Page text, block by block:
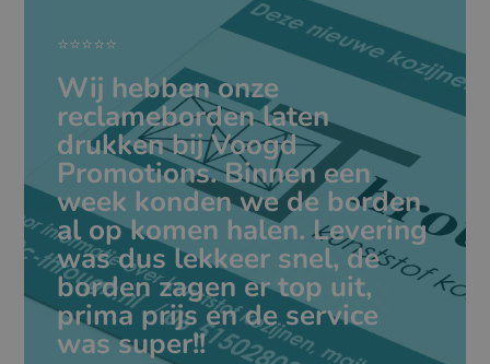
⭐⭐⭐⭐⭐
Wij hebben onze
reclameborden laten
drukken bij Voogd
Promotions. Binnen een
week konden we de borden
al op komen halen. Levering
was dus lekkeer snel, de
borden zagen er top uit,
prima prijs en de service
was super!!